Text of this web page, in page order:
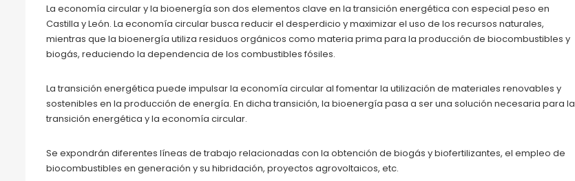
La economía circular y la bioenergía son dos elementos clave en la transición energética con especial peso en
Castilla y León. La economía circular busca reducir el desperdicio y maximizar el uso de los recursos naturales,
mientras que la bioenergía utiliza residuos orgánicos como materia prima para la producción de biocombustibles y
biogás, reduciendo la dependencia de los combustibles fósiles.
La transición energética puede impulsar la economía circular al fomentar la utilización de materiales renovables y
sostenibles en la producción de energía. En dicha transición, la bioenergía pasa a ser una solución necesaria para la
transición energética y la economía circular.
Se expondrán diferentes líneas de trabajo relacionadas con la obtención de biogás y biofertilizantes, el empleo de
biocombustibles en generación y su hibridación, proyectos agrovoltaicos, etc.